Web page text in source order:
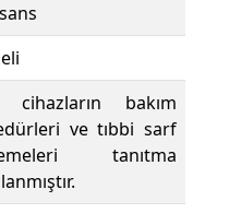
cihazların bakım
ve tıbbi sarf
tanıtma